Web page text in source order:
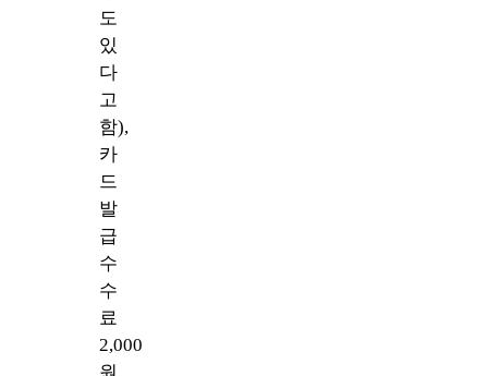
도
있
다
고
함),
카
드
발
급
수
수
료
2,000